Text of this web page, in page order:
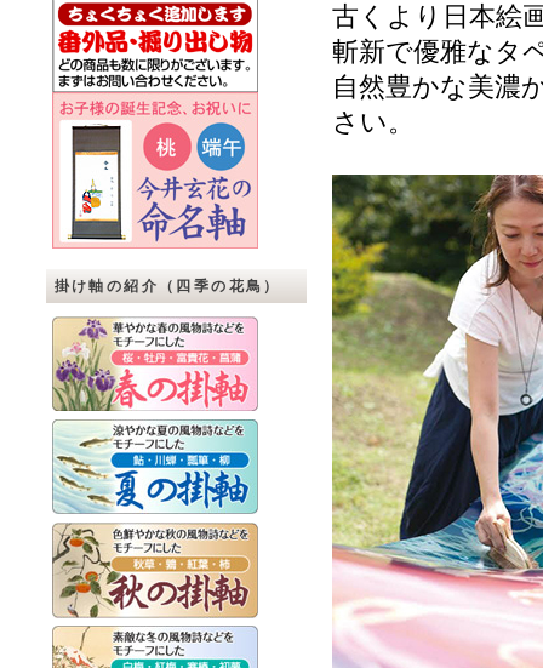
掛け軸の紹介（四季の花鳥）
古くより日本絵
斬新で優雅なタ
自然豊かな美濃
さい。